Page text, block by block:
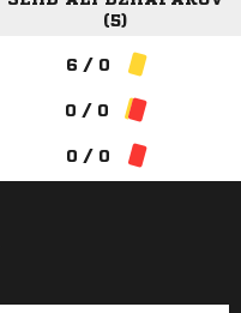
(5)
6 / 0
0 / 0
0 / 0